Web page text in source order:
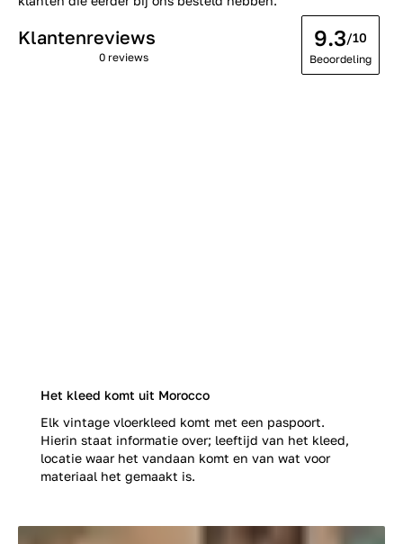
Het kleed komt uit Morocco
Elk vintage vloerkleed komt met een paspoort.
Hierin staat informatie over; leeftijd van het kleed,
locatie waar het vandaan komt en van wat voor
materiaal het gemaakt is.
Klantenreviews
0 reviews
9.3/10
Beoordeling